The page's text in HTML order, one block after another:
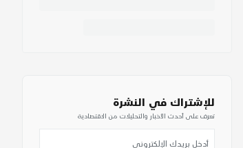
للإشتراك في النشرة
تعرف على أحدث الأخبار والتحليلات من الاقتصادية